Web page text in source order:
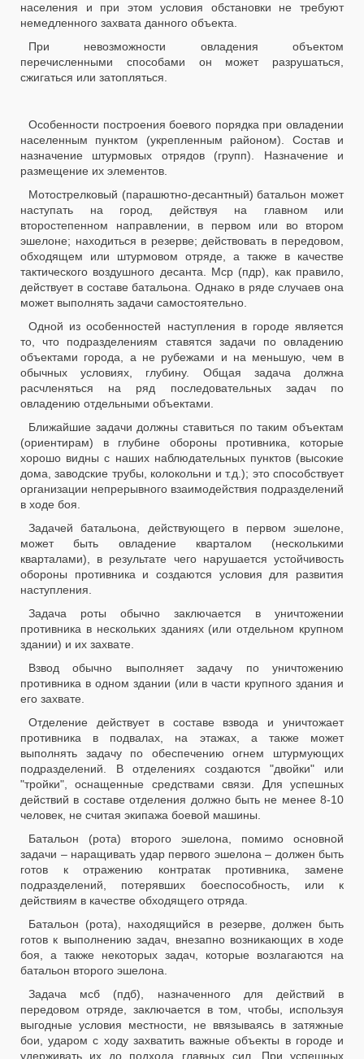
населения и при этом условия обстановки не требуют
немедленного захвата данного объекта.
При невозможности овладения объектом
перечисленными способами он может разрушаться,
сжигаться или затопляться.
Особенности построения боевого порядка при овладении
населенным пунктом (укрепленным районом). Состав и
назначение штурмовых отрядов (групп). Назначение и
размещение их элементов.
Мотострелковый (парашютно-десантный) батальон может
наступать на город, действуя на главном или
второстепенном направлении, в первом или во втором
эшелоне; находиться в резерве; действовать в передовом,
обходящем или штурмовом отряде, а также в качестве
тактического воздушного десанта. Мср (пдр), как правило,
действует в составе батальона. Однако в ряде случаев она
может выполнять задачи самостоятельно.
Одной из особенностей наступления в городе является
то, что подразделениям ставятся задачи по овладению
объектами города, а не рубежами и на меньшую, чем в
обычных условиях, глубину. Общая задача должна
расчленяться на ряд последовательных задач по
овладению отдельными объектами.
Ближайшие задачи должны ставиться по таким объектам
(ориентирам) в глубине обороны противника, которые
хорошо видны с наших наблюдательных пунктов (высокие
дома, заводские трубы, колокольни и т.д.); это способствует
организации непрерывного взаимодействия подразделений
в ходе боя.
Задачей батальона, действующего в первом эшелоне,
может быть овладение кварталом (несколькими
кварталами), в результате чего нарушается устойчивость
обороны противника и создаются условия для развития
наступления.
Задача роты обычно заключается в уничтожении
противника в нескольких зданиях (или отдельном крупном
здании) и их захвате.
Взвод обычно выполняет задачу по уничтожению
противника в одном здании (или в части крупного здания и
его захвате.
Отделение действует в составе взвода и уничтожает
противника в подвалах, на этажах, а также может
выполнять задачу по обеспечению огнем штурмующих
подразделений. В отделениях создаются "двойки" или
"тройки", оснащенные средствами связи. Для успешных
действий в составе отделения должно быть не менее 8-10
человек, не считая экипажа боевой машины.
Батальон (рота) второго эшелона, помимо основной
задачи – наращивать удар первого эшелона – должен быть
готов к отражению контратак противника, замене
подразделений, потерявших боеспособность, или к
действиям в качестве обходящего отряда.
Батальон (рота), находящийся в резерве, должен быть
готов к выполнению задач, внезапно возникающих в ходе
боя, а также некоторых задач, которые возлагаются на
батальон второго эшелона.
Задача мсб (пдб), назначенного для действий в
передовом отряде, заключается в том, чтобы, используя
выгодные условия местности, не ввязываясь в затяжные
бои, ударом с ходу захватить важные объекты в городе и
удерживать их до подхода главных сил. При успешных